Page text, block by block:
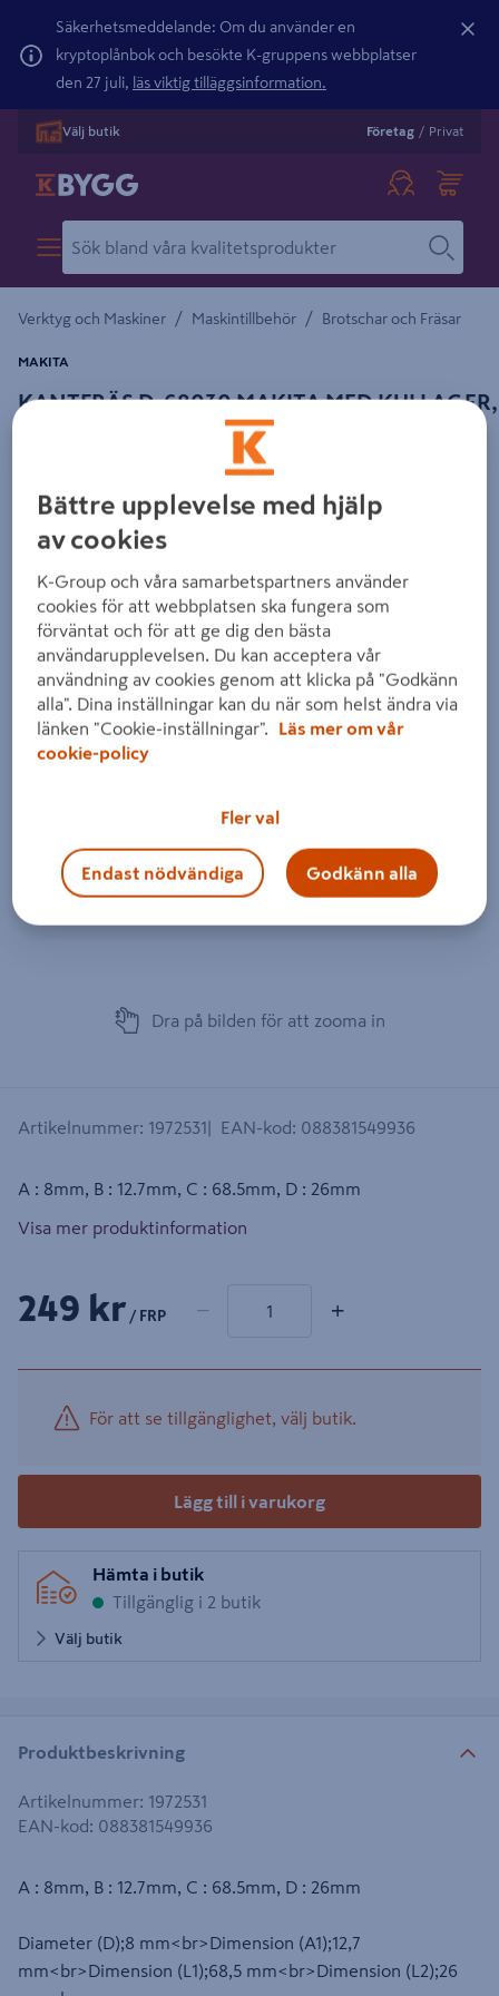
Säkerhetsmeddelande: Om du använder en
kryptoplånbok och besökte K-gruppens webbplatser
den 27 juli, läs viktig tilläggsinformation.
Välj butik Företag / Privat
Verktyg och Maskiner / Maskintillbehör / Brotschar och Fräsar
KANTFRÄS D-68030 MAKITA MED KULLAGER,
MAKITA
Detaljerad beskrivning finns i produktbeskrivningsområdet
Dra på bilden för att zooma in
Artikelnummer: 1972531 EAN-kod: 088381549936
A : 8mm, B : 12.7mm, C : 68.5mm, D : 26mm
Visa mer produktinformation
249 kr / FRP − +
För att se tillgänglighet, välj butik.
Lägg till i varukorg
Hämta i butik
Tillgänglig i 2 butik
Välj butik
Produktbeskrivning
Artikelnummer: 1972531
EAN-kod: 088381549936
A : 8mm, B : 12.7mm, C : 68.5mm, D : 26mm
Diameter (D);8 mm<br>Dimension (A1);12,7
mm<br>Dimension (L1);68,5 mm<br>Dimension (L2);26
Bättre upplevelse med hjälp
av cookies
K-Group och våra samarbetspartners använder
cookies för att webbplatsen ska fungera som
förväntat och för att ge dig den bästa
användarupplevelsen. Du kan acceptera vår
användning av cookies genom att klicka på "Godkänn
alla". Dina inställningar kan du när som helst ändra via
länken "Cookie-inställningar".
Läs mer om vår
cookie-policy
Fler val
Endast nödvändiga Godkänn alla